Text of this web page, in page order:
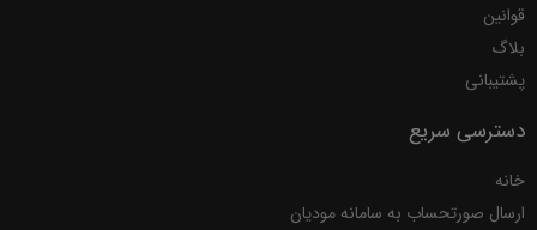
قوانین
بلاگ
پشتیبانی
دسترسی سریع
خانه
ارسال صورتحساب به سامانه مودیان